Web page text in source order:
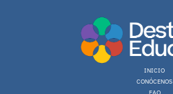
INICIO
CONÓCENOS